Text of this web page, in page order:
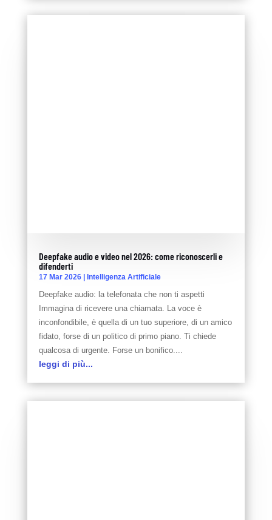
Deepfake audio e video nel 2026: come riconoscerli e
difenderti
17 Mar 2026| Intelligenza Artificiale
Deepfake audio: la telefonata che non ti aspetti
Immagina di ricevere una chiamata. La voce è
inconfondibile, è quella di un tuo superiore, di un amico
fidato, forse di un politico di primo piano. Ti chiede
qualcosa di urgente. Forse un bonifico....
leggi di più...